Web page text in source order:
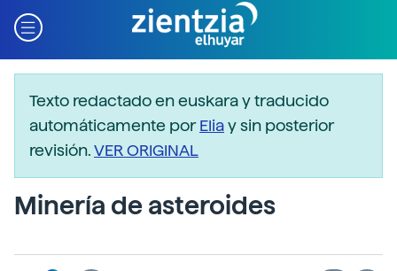
Texto redactado en euskara y traducido
automáticamente porEliay sin posterior
revisión.VER ORIGINAL
Minería de asteroides